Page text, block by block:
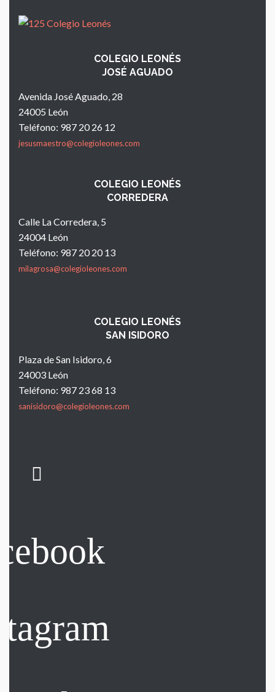
COLEGIO LEONÉS
JOSÉ AGUADO
Avenida José Aguado, 28
24005 León
Teléfono: 987 20 26 12
jesusmaestro@colegioleones.com
COLEGIO LEONÉS
CORREDERA
Calle La Corredera, 5
24004 León
Teléfono: 987 20 20 13
milagrosa@colegioleones.com
COLEGIO LEONÉS
SAN ISIDORO
Plaza de San Isidoro, 6
24003 León
Teléfono: 987 23 68 13
sanisidoro@colegioleones.com